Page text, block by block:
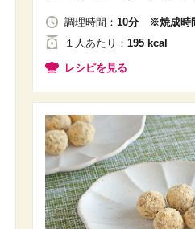
調理時間： 10分 ※焼成時
１人あたり ： 195 kcal
レシピを見る